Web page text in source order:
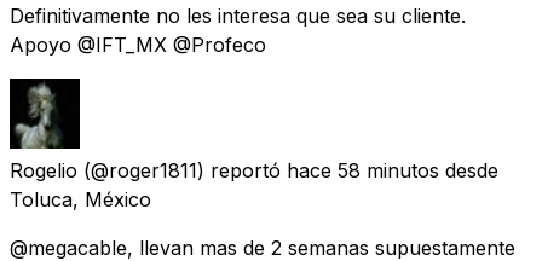
Definitivamente no les interesa que sea su cliente.
Apoyo @IFT_MX @Profeco
Rogelio (@roger1811) reportó hace 58 minutos desde
Toluca, México
@megacable, llevan mas de 2 semanas supuestamente